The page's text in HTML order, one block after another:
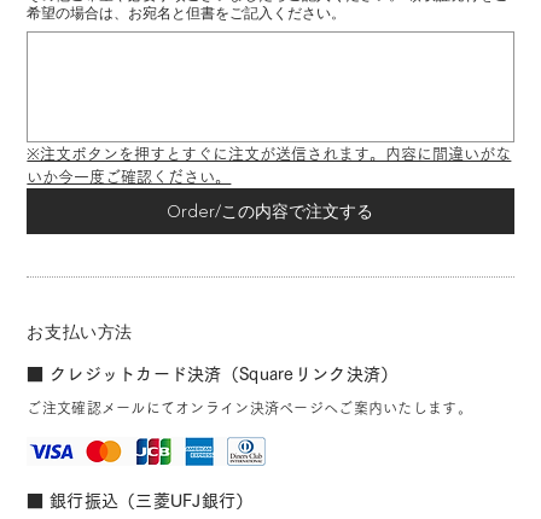
希望の場合は、お宛名と但書をご記入ください。
※注文ボタンを押すとすぐに注文が送信されます。内容に間違いがな
いか今一度ご確認ください。
Order/この内容で注文する
お支払い方法
■ クレジットカード決済（Squareリンク決済）
ご注文確認メールにてオンライン決済ページへご案内いたします。
■ 銀行振込（三菱UFJ銀行）